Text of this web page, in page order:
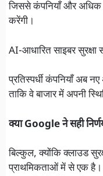
जिससे कंपनियाँ और अधिक
करेंगी।
AI-आधारित साइबर सुरक्षा
प्रतिस्पर्धी कंपनियाँ अब
ताकि वे बाजार में अपनी
क्या Google ने सही
बिल्कुल, क्योंकि क्लाउड
प्राथमिकताओं में से एक